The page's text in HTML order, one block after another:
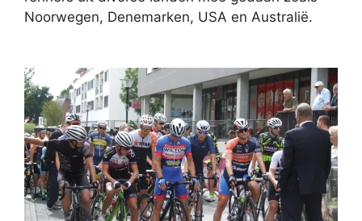
Noorwegen, Denemarken, USA en Australië.